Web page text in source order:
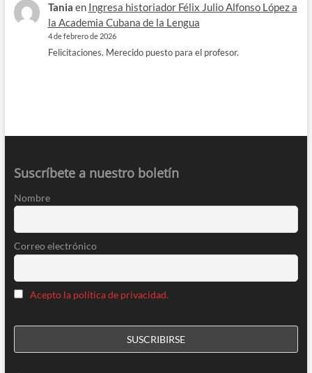
Tania en Ingresa historiador Félix Julio Alfonso López a
la Academia Cubana de la Lengua
4 de febrero de 2026
Felicitaciones. Merecido puesto para el profesor.
Suscríbete a nuestro boletín
Nombre
Correo electrónico
Acepto la política de privacidad.